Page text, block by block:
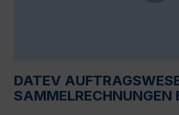
DATEV
SAMMELRECHNUNGEN